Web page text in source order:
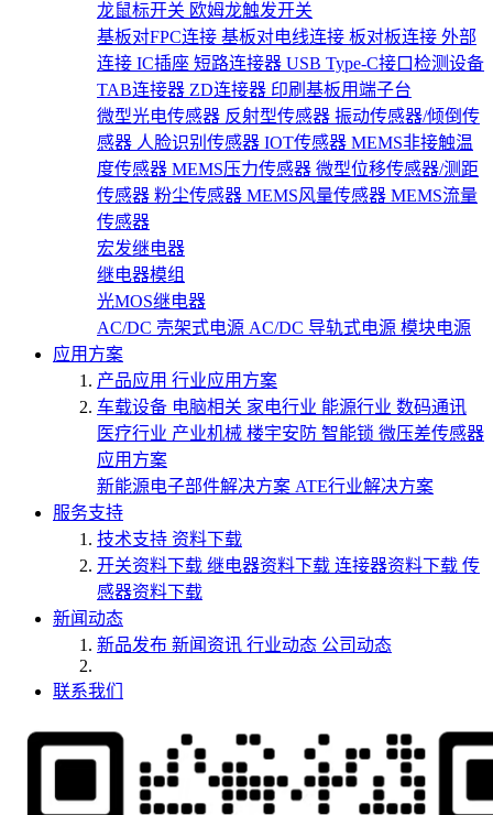
龙鼠标开关 欧姆龙触发开关
基板对FPC连接 基板对电线连接 板对板连接 外部
连接 IC插座 短路连接器 USB Type-C接口检测设备
TAB连接器 ZD连接器 印刷基板用端子台
微型光电传感器 反射型传感器 振动传感器/倾倒传
感器 人脸识别传感器 IOT传感器 MEMS非接触温
度传感器 MEMS压力传感器 微型位移传感器/测距
传感器 粉尘传感器 MEMS风量传感器 MEMS流量
传感器
宏发继电器
继电器模组
光MOS继电器
AC/DC 壳架式电源 AC/DC 导轨式电源 模块电源
应用方案
产品应用 行业应用方案
车载设备 电脑相关 家电行业 能源行业 数码通讯
医疗行业 产业机械 楼宇安防 智能锁 微压差传感器
应用方案
新能源电子部件解决方案 ATE行业解决方案
服务支持
技术支持 资料下载
开关资料下载 继电器资料下载 连接器资料下载 传
感器资料下载
新闻动态
新品发布 新闻资讯 行业动态 公司动态
联系我们